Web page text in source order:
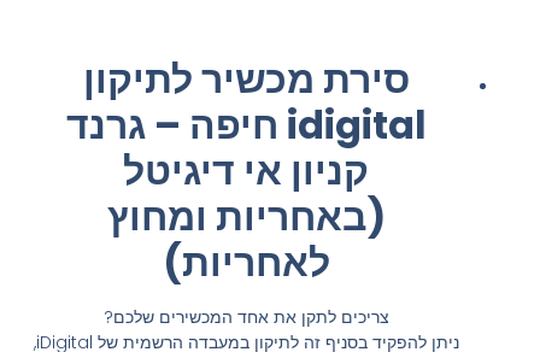
סירת מכשיר לתיקון
idigital חיפה – גרנד
קניון אי דיגיטל
(באחריות ומחוץ
לאחריות)
צריכים לתקן את אחד המכשירים שלכם?
ניתן להפקיד בסניף זה לתיקון במעבדה הרשמית של iDigital,